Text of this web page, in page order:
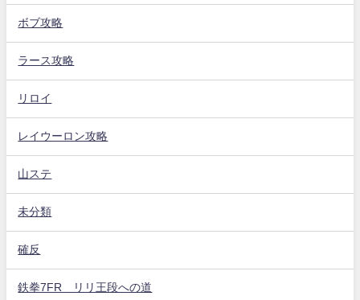
ボブ攻略
ラース攻略
リロイ
レイウーロン攻略
山ステ
未分類
確反
鉄拳7FR リリ王段への道